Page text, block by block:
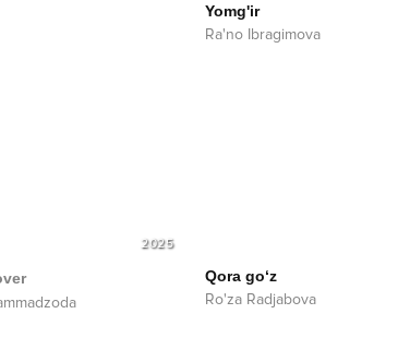
Yomg'ir
Ra'no Ibragimova
2025
Qora go‘z
Ro'za Radjabova